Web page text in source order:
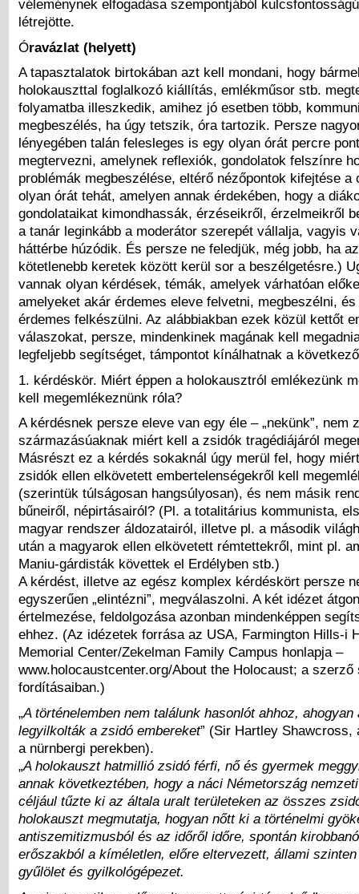
véleménynek elfogadása szempontjából
létrejötte.
Óravázlat (helyett)
A tapasztalatok birtokában azt kell mondani, hogy
holokauszttal foglalkozó kiállítás, emlékműsor stb.
folyamatba illeszkedik, amihez jó esetben több,
megbeszélés, ha úgy tetszik, óra tartozik. Persze
lényegében talán felesleges is egy olyan órát percre
megtervezni, amelynek reflexiók, gondolatok felszínre
problémák megbeszélése, eltérő nézőpontok kifejtése a
olyan órát tehát, amelyen annak érdekében, hogy a
gondolataikat kimondhassák, érzéseikről, érzelmeikről
a tanár leginkább a moderátor szerepét vállalja, vagyis
háttérbe húzódik. És persze ne feledjük, még jobb, ha
kötetlenebb keretek között kerül sor a beszélgetésre.)
vannak olyan kérdések, témák, amelyek várhatóan
amelyeket akár érdemes eleve felvetni, megbeszélni,
érdemes felkészülni. Az alábbiakban ezek közül kettőt
válaszokat, persze, mindenkinek magának kell
legfeljebb segítséget, támpontot kínálhatnak a
1. kérdéskör. Miért éppen a holokausztról emlékezünk
kell megemlékeznünk róla?
A kérdésnek persze eleve van egy éle – „nekünk”, nem
származásúaknak miért kell a zsidók tragédiájáról
Másrészt ez a kérdés sokaknál úgy merül fel, hogy
zsidók ellen elkövetett embertelenségekről kell
(szerintük túlságosan hangsúlyosan), és nem másik
bűneiről, népirtásairól? (Pl. a totalitárius kommunista,
magyar rendszer áldozatairól, illetve pl. a második
után a magyarok ellen elkövetett rémtettekről, mint pl.
Maniu-gárdisták követtek el Erdélyben stb.)
A kérdést, illetve az egész komplex kérdéskört persze
egyszerűen „elintézni”, megválaszolni. A két idézet
értelmezése, feldolgozása azonban mindenképpen
ehhez. (Az idézetek forrása az USA, Farmington Hills-i
Memorial Center/Zekelman Family Campus honlapja –
www.holocaustcenter.org/About the Holocaust; a szerző
fordításaiban.)
„A történelemben nem találunk hasonlót ahhoz, ahogyan
legyilkolták a zsidó embereket” (Sir Hartley Shawcross,
a nürnbergi perekben).
„A holokauszt hatmillió zsidó férfi, nő és gyermek
annak következtében, hogy a náci Németország
céljául tűzte ki az általa uralt területeken az összes
holokauszt megmutatja, hogyan nőtt ki a történelmi
antiszemitizmusból és az időről időre, spontán
erőszakból a kíméletlen, előre eltervezett, állami
gyűlölet és gyilkológépezet.